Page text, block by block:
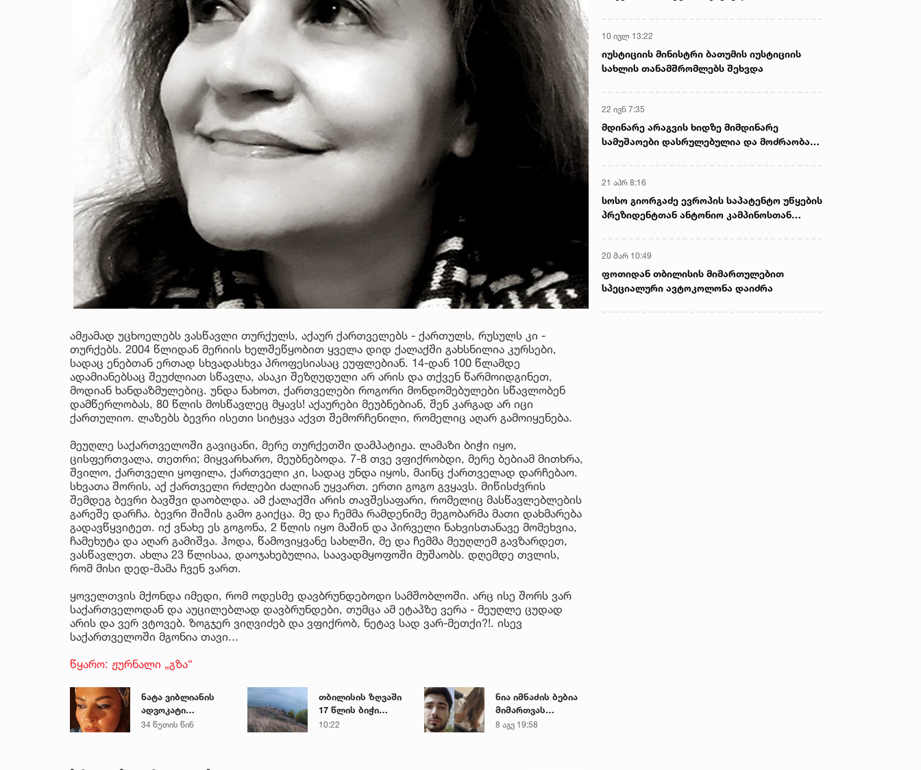
ამჟამად უცხოელებს ვასწავლი თურქულს, აქაურ ქართველებს - ქართულს, რუსულს კი -
თურქებს. 2004 წლიდან მერიის ხელშეწყობით ყველა დიდ ქალაქში გახსნილია კურსები,
სადაც ენებთან ერთად სხვადასხვა პროფესიასაც ეუფლებიან. 14-დან 100 წლამდე
ადამიანებსაც შეუძლიათ სწავლა, ასაკი შეზღუდული არ არის და თქვენ წარმოიდგინეთ,
მოდიან ხანდაზმულებიც. უნდა ნახოთ, ქართველები როგორი მონდომებულები სწავლობენ
დამწერლობას, 80 წლის მოსწავლეც მყავს! აქაურები მეუბნებიან, შენ კარგად არ იცი
ქართულიო. ლაზებს ბევრი ისეთი სიტყვა აქვთ შემორჩენილი, რომელიც აღარ გამოიყენება.
მეუღლე საქართველოში გავიცანი, მერე თურქეთში დამპატიჟა. ლამაზი ბიჭი იყო,
ცისფერთვალა, თეთრი; მიყვარხარო, მეუბნებოდა. 7-8 თვე ვფიქრობდი, მერე ბებიამ მითხრა,
შვილო, ქართველი ყოფილა, ქართველი კი, სადაც უნდა იყოს, მაინც ქართველად დარჩებაო.
სხვათა შორის, აქ ქართველი რძლები ძალიან უყვართ. ერთი გოგო გვყავს. მიწისძვრის
შემდეგ ბევრი ბავშვი დაობლდა. ამ ქალაქში არის თავშესაფარი, რომელიც მასწავლებლების
გარეშე დარჩა. ბევრი შიშის გამო გაიქცა. მე და ჩემმა რამდენიმე მეგობარმა მათი დახმარება
გადავწყვიტეთ. იქ ვნახე ეს გოგონა, 2 წლის იყო მაშინ და პირველი ნახვისთანავე მომეხვია,
ჩამეხუტა და აღარ გამიშვა. ჰოდა, წამოვიყვანე სახლში, მე და ჩემმა მეუღლემ გავზარდეთ,
ვასწავლეთ. ახლა 23 წლისაა, დაოჯახებულია, საავადმყოფოში მუშაობს. დღემდე თვლის,
რომ მისი დედ-მამა ჩვენ ვართ.
ყოველთვის მქონდა იმედი, რომ ოდესმე დავბრუნდებოდი სამშობლოში. არც ისე შორს ვარ
საქართველოდან და აუცილებლად დავბრუნდები, თუმცა ამ ეტაპზე ვერა - მეუღლე ცუდად
არის და ვერ ვტოვებ. ზოგჯერ ვიღვიძებ და ვფიქრობ, ნეტავ სად ვარ-მეთქი?!. ისევ
საქართველოში მგონია თავი...
წყარო: ჟურნალი „გზა“
ნატა ვიბლიანის
ადვოკატი
მიმართვას
34 წუთის წინ
თბილისის ზღვაში
17 წლის ბიჭი
დაიხრჩო
10:22
ნია იმნაძის ბებია
მიმართვას
ავრცელებს
8 აგვ 19:58
10 ივლ 13:22
იუსტიციის მინისტრი ბათუმის იუსტიციის
სახლის თანამშრომლებს შეხვდა
22 ივნ 7:35
მდინარე არაგვის ხიდზე მიმდინარე
სამუშაოები დასრულებულია და მოძრაობა
21 აპრ 8:16
სოსო გიორგაძე ევროპის საპატენტო უწყების
პრეზიდენტთან ანტონიო კამპინოსთან
20 მარ 10:49
ფოთიდან თბილისის მიმართულებით
სპეციალური ავტოკოლონა დაიძრა